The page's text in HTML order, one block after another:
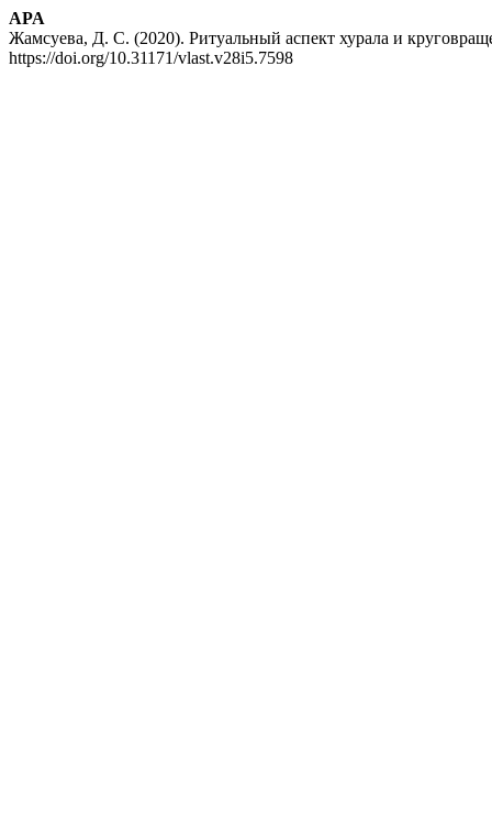
APA
Жамсуева, Д. С. (2020). Ритуальный аспект хурала и
https://doi.org/10.31171/vlast.v28i5.7598